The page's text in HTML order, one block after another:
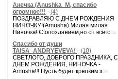
Анечка (Anushka_M, спасибо
огромное!!! - (4)
ПОЗДРАВЛЯЮ С ДНЕМ РОЖДЕНИЯ
НИНОЧКУ!(Arnusha) Милая милая
Ниночка! С опозданием,но от всего ...
Спасибо от души
TAISA_ANDRYEVEVA! - (10)
СВЕТЛОГО, ДОБРОГО ПРАЗДНИКА, С
ДНЕМ РОЖДЕНИЯ, НИНОЧКА -
Arnusha!!! Пусть будет крепким з...